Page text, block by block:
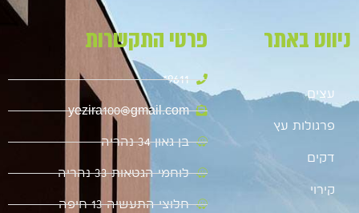
ניווט באתר
עצים
פרגולות עץ
דקים
קירוי
פרטי התקשרות
9611*
yezira100@gmail.com
בן גאון 34 נהריה
לוחמי הגטאות 33 נהריה
חלוצי התעשיה 13 חיפה